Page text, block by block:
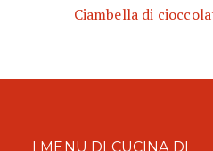
Ciambella di
I MENU DI CUCINA DI